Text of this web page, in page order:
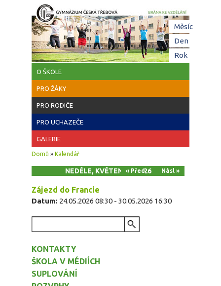
Přejít k hlavnímu obsahu
O ŠKOLE
PRO ŽÁKY
PRO RODIČE
PRO UCHAZEČE
GALERIE
Jste zde
Domů » Kalendář
NEDĚLE, KVĚTEN 24, 2026
« Před Násl »
Zájezd do Francie
Datum: 24.05.2026 08:30 - 30.05.2026 16:30
KONTAKTY
ŠKOLA V MÉDIÍCH
SUPLOVÁNÍ
Měsíc
Den(aktivní
Rok